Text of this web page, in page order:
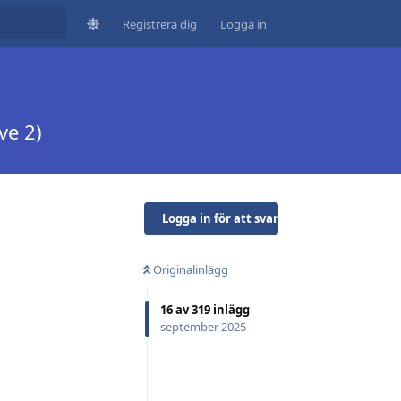
Registrera dig Logga in
2)
Logga in för att svara
Originalinlägg
16av319 inlägg
september 2025